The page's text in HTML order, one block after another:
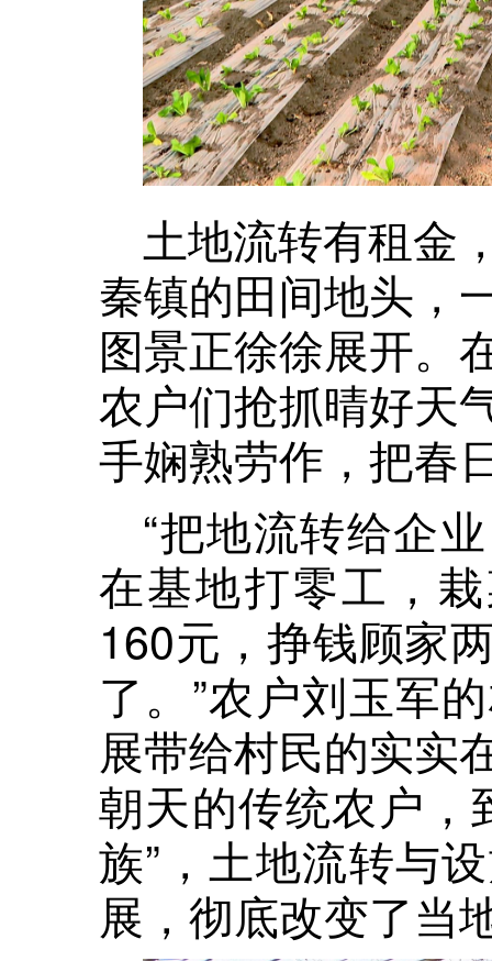
土地流转有租金
秦镇的田间地头，
图景正徐徐展开。
农户们抢抓晴好天
手娴熟劳作，把春
“把地流转给企
在基地打零工，
160元，挣钱顾家
了。”农户刘玉军
展带给村民的实实
朝天的传统农户，
族”，土地流转与
展，彻底改变了当